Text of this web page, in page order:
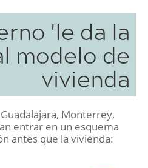
'le da la
modelo de
vivienda
Monterrey,
entrar en un esquema
antes que la vivienda: